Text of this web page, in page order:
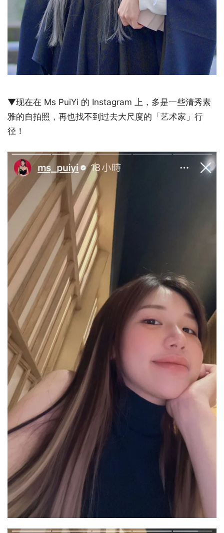
▼现在在 Ms PuiYi 的 Instagram 上，多是一些清秀素
雅的自拍照，再也找不到过去大尺度的「艺术家」行
径！